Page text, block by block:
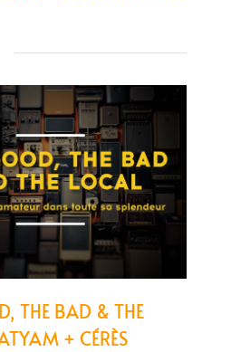
THE BAD & THE
+ CÉRÈS